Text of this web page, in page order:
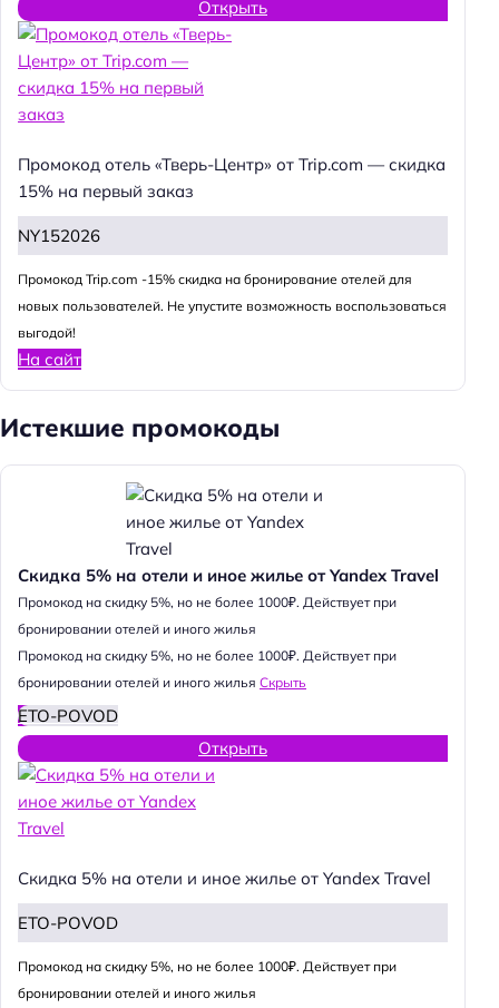
Открыть
Промокод отель «Тверь-Центр» от Trip.com — скидка
15% на первый заказ
NY152026
Промокод Trip.com -15% скидка на бронирование отелей для
новых пользователей. Не упустите возможность воспользоваться
выгодой!
На сайт
Истекшие промокоды
Скидка 5% на отели и иное жилье от Yandex Travel
Промокод на скидку 5%, но не более 1000₽. Действует при
бронировании отелей и иного жилья
Промокод на скидку 5%, но не более 1000₽. Действует при
бронировании отелей и иного жилья Скрыть
ETO-POVOD
Открыть
Скидка 5% на отели и иное жилье от Yandex Travel
ETO-POVOD
Промокод на скидку 5%, но не более 1000₽. Действует при
бронировании отелей и иного жилья